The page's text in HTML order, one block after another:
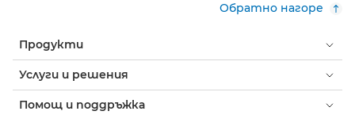
Обратно нагоре
Продукти
Услуги и решения
Помощ и поддръжка